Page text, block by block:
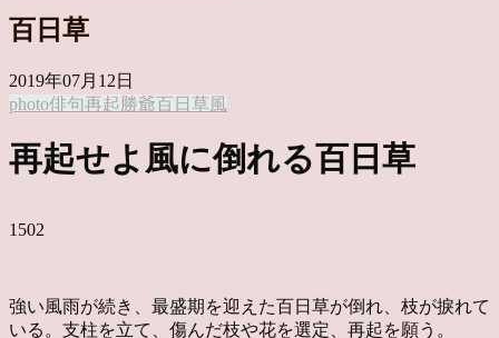
百日草
2019年07月12日
photo俳句再起 勝爺百日草 風
再起せよ風に倒れる百日草
1502
強い風雨が続き、最盛期を迎えた百日草が倒れ、枝が捩れて
いる。支柱を立て、傷んだ枝や花を選定、再起を願う。